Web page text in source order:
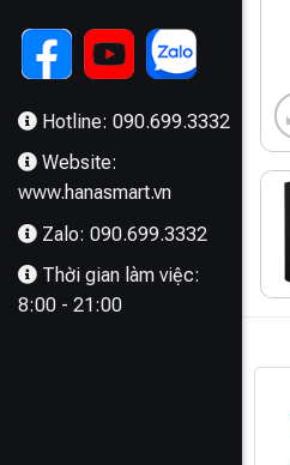
Hotline: 090.699.3332
Website:
www.hanasmart.vn
Zalo: 090.699.3332
Thời gian làm việc:
8:00 - 21:00